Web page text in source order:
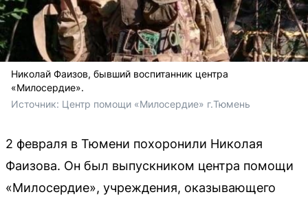
Николай Фаизов, бывший воспитанник центра
«Милосердие».
Источник: Центр помощи «Милосердие» г.Тюмень
2 февраля в Тюмени похоронили Николая
Фаизова. Он был выпускником центра помощи
«Милосердие», учреждения, оказывающего